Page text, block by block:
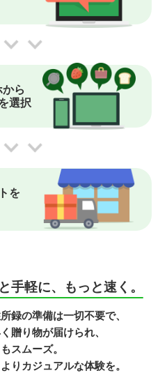
ら
選択
を
手軽に、もっと速く。
録の準備は一切不要で、
贈り物が届けられ、
スムーズ。
りカジュアルな体験を。